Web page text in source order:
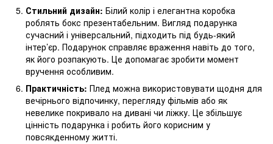
Стильний дизайн: Білий колір і елегантна коробка
роблять бокс презентабельним. Вигляд подарунка
сучасний і універсальний, підходить під будь-який
інтер’єр. Подарунок справляє враження навіть до того,
як його розпакують. Це допомагає зробити момент
вручення особливим.
Практичність: Плед можна використовувати щодня для
вечірнього відпочинку, перегляду фільмів або як
невелике покривало на дивані чи ліжку. Це збільшує
цінність подарунка і робить його корисним у
повсякденному житті.